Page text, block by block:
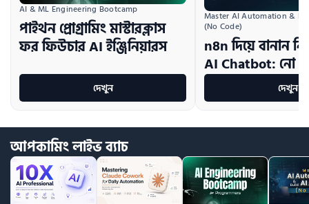
AI & ML Engineering Bootcamp
পাইথন প্রোগ্রামিং মাস্টারক্লাস
ফর ফিউচার AI ইঞ্জিনিয়ারস
দেখুন
Master AI Automation &
(No Code)
n8n দিয়ে বানান
AI Chatbot: নো
দেখুন
আপকামিংলাইভব্যাচ